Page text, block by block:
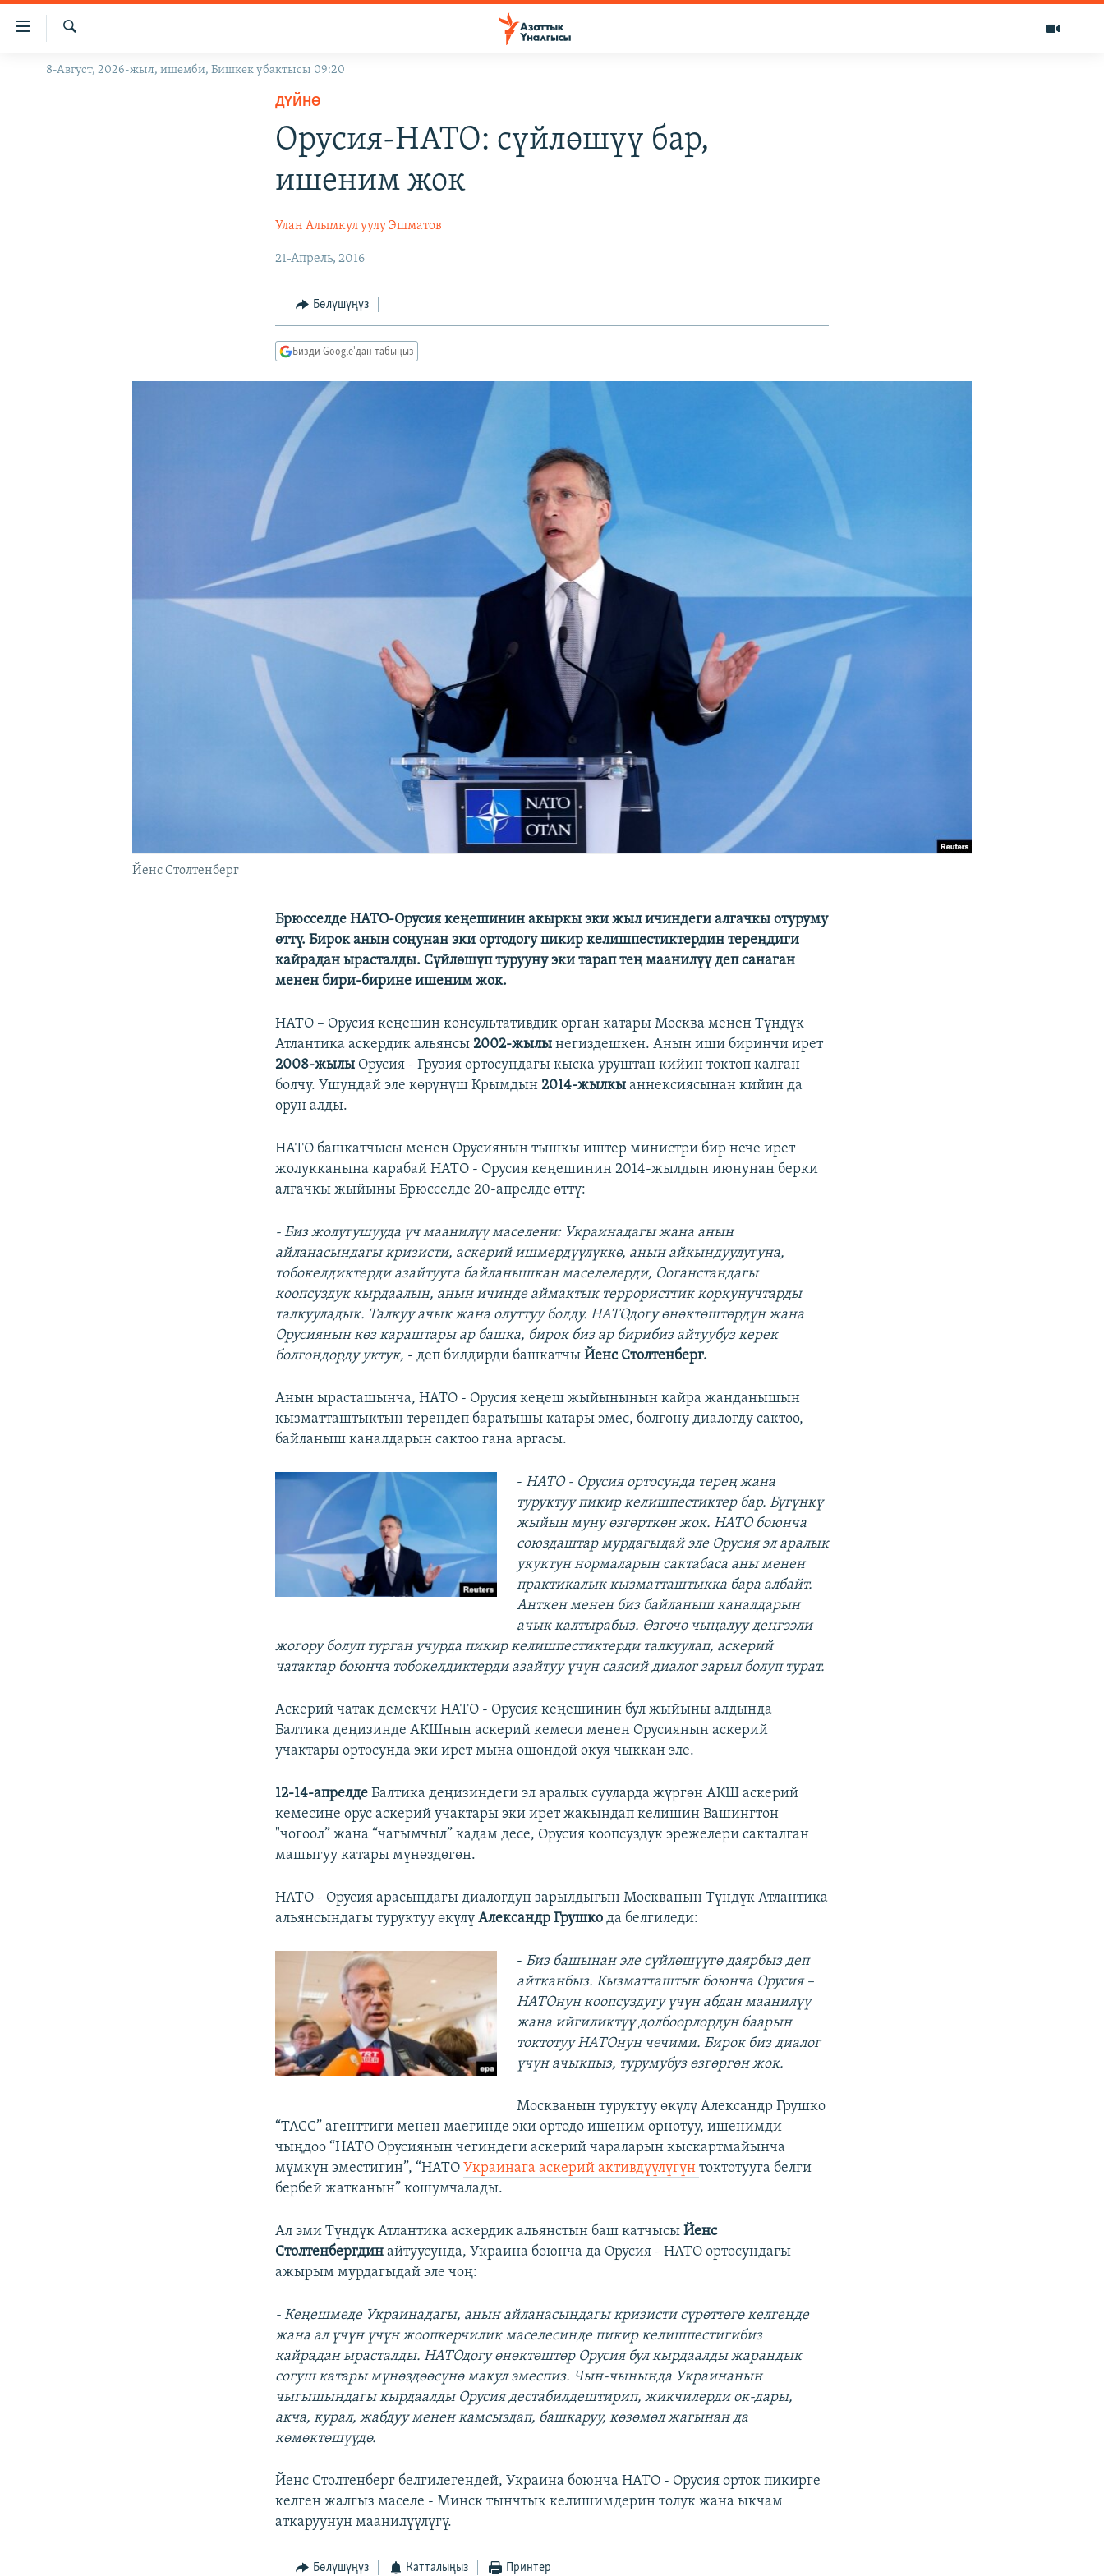
Линктер
Мазмунга
Навигацияга
ЖАҢЫЛЫКТАР
Издөө
8-Август, 2026-жыл, ишемби, Бишкек убактысы 09:20
ДҮЙНӨ
Орусия-НАТО: сүйлөшүү бар,
ишеним жок
Улан Алымкул уулу Эшматов
21-Апрель, 2016
Бөлүшүңүз
Бизди Google'дан табыңыз
Йенс Столтенберг
Брюсселде НАТО-Орусия кеңешинин акыркы эки жыл ичиндеги алгачкы отуруму
өттү. Бирок анын соңунан эки ортодогу пикир келишпестиктердин тереңдиги
кайрадан ырасталды. Сүйлөшүп турууну эки тарап тең маанилүү деп санаган
менен бири-бирине ишеним жок.
НАТО – Орусия кеңешин консультативдик орган катары Москва менен Түндүк
Атлантика аскердик альянсы2002-жылынегиздешкен. Анын иши биринчи ирет
2008-жылы Орусия - Грузия ортосундагы кыска уруштан кийин токтоп калган
болчу. Ушундай эле көрүнүш Крымдын2014-жылкыаннексиясынан кийин да
орун алды.
НАТО башкатчысы менен Орусиянын тышкы иштер министри бир нече ирет
жолукканына карабай НАТО - Орусия кеңешинин 2014-жылдын июнунан берки
алгачкы жыйыны Брюсселде 20-апрелде өттү:
- Биз жолугушууда үч маанилүү маселени: Украинадагы жана анын
айланасындагы кризисти, аскерий ишмердүүлүккө, анын айкындуулугуна,
тобокелдиктерди азайтууга байланышкан маселелерди, Ооганстандагы
коопсуздук кырдаалын, анын ичинде аймактык террористтик коркунучтарды
талкууладык. Талкуу ачык жана олуттуу болду. НАТОдогу өнөктөштөрдүн жана
Орусиянын көз караштары ар башка, бирок биз ар бирибиз айтуубуз керек
болгондорду уктук, - деп билдирди башкатчыЙенс Столтенберг.
Анын ырасташынча, НАТО - Орусия кеңеш жыйынынын кайра жанданышын
кызматташтыктын терендеп баратышы катары эмес, болгону диалогду сактоо,
байланыш каналдарын сактоо гана аргасы.
- НАТО - Орусия ортосунда терең жана
туруктуу пикир келишпестиктер бар. Бүгүнкү
жыйын муну өзгөрткөн жок. НАТО боюнча
союздаштар мурдагыдай эле Орусия эл аралык
укуктун нормаларын сактабаса аны менен
практикалык кызматташтыкка бара албайт.
Анткен менен биз байланыш каналдарын
ачык калтырабыз. Өзгөчө чыңалуу деңгээли
жогору болуп турган учурда пикир келишпестиктерди талкуулап, аскерий
чатактар боюнча тобокелдиктерди азайтуу үчүн саясий диалог зарыл болуп турат.
Аскерий чатак демекчи НАТО - Орусия кеңешинин бул жыйыны алдында
Балтика деңизинде АКШнын аскерий кемеси менен Орусиянын аскерий
учактары ортосунда эки ирет мына ошондой окуя чыккан эле.
12-14-апрелде Балтика деңизиндеги эл аралык сууларда жүргөн АКШ аскерий
кемесине орус аскерий учактары эки ирет жакындап келишин Вашингтон
"чогоол” жана “чагымчыл” кадам десе, Орусия коопсуздук эрежелери сакталган
машыгуу катары мүнөздөгөн.
НАТО - Орусия арасындагы диалогдун зарылдыгын Москванын Түндүк Атлантика
альянсындагы туруктуу өкүлүАлександр Грушкода белгиледи:
- Биз башынан эле сүйлөшүүгө даярбыз деп
айтканбыз. Кызматташтык боюнча Орусия –
НАТОнун коопсуздугу үчүн абдан маанилүү
жана ийгиликтүү долбоорлордун баарын
токтотуу НАТОнун чечими. Бирок биз диалог
үчүн ачыкпыз, турумубуз өзгөргөн жок.
Москванын туруктуу өкүлү Александр Грушко
“ТАСС” агенттиги менен маегинде эки ортодо ишеним орнотуу, ишенимди
чыңдоо “НАТО Орусиянын чегиндеги аскерий чараларын кыскартмайынча
мүмкүн эместигин”, “НАТОУкраинага аскерий активдүүлүгүнтоктотууга белги
бербей жатканын” кошумчалады.
Ал эми Түндүк Атлантика аскердик альянстын баш катчысы Йенс
Столтенбергдинайтуусунда, Украина боюнча да Орусия - НАТО ортосундагы
ажырым мурдагыдай эле чоң:
- Кеңешмеде Украинадагы, анын айланасындагы кризисти сүрөттөгө келгенде
жана ал үчүн үчүн жоопкерчилик маселесинде пикир келишпестигибиз
кайрадан ырасталды. НАТОдогу өнөктөштөр Орусия бул кырдаалды жарандык
согуш катары мүнөздөөсүнө макул эмеспиз. Чын-чынында Украинанын
чыгышындагы кырдаалды Орусия дестабилдештирип, жикчилерди ок-дары,
акча, курал, жабдуу менен камсыздап, башкаруу, көзөмөл жагынан да
көмөктөшүүдө.
Йенс Столтенберг белгилегендей, Украина боюнча НАТО - Орусия орток пикирге
келген жалгыз маселе - Минск тынчтык келишимдерин толук жана ыкчам
аткаруунун маанилүүлүгү.
Бөлүшүңүз Катталыңыз Принтер